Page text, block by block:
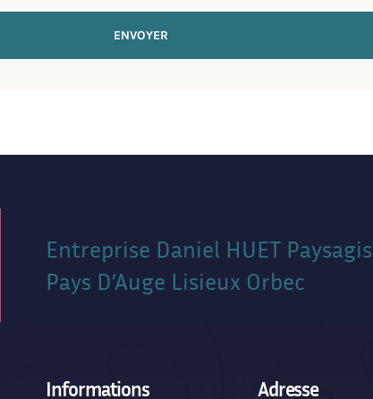
ENVOYER
Entreprise Daniel HUET
Pays D’Auge Lisieux Orbec
Informations Adresse